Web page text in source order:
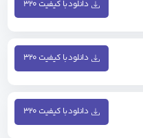
دانلود با کیفیت ۳۲۰
دانلود با کیفیت ۳۲۰
دانلود با کیفیت ۳۲۰